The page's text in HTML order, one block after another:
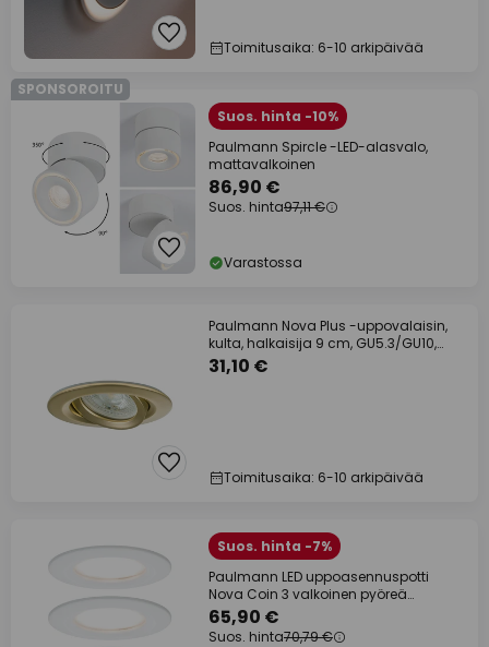
Toimitusaika: 6-10 arkipäivää
SPONSOROITU
Suos. hinta -10%
Paulmann Spircle -LED-alasvalo,
mattavalkoinen
86,90 €
Suos. hinta97,11 €
Varastossa
Paulmann Nova Plus -uppovalaisin,
kulta, halkaisija 9 cm, GU5.3/GU10,
IP65
31,10 €
Toimitusaika: 6-10 arkipäivää
Suos. hinta -7%
Paulmann LED uppoasennuspotti
Nova Coin 3 valkoinen pyöreä
himmennettävä
65,90 €
Suos. hinta70,79 €